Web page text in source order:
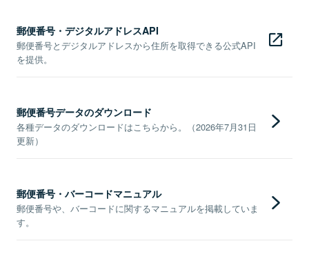
郵便番号・デジタルアドレスAPI
郵便番号とデジタルアドレスから住所を取得できる公式API
を提供。
郵便番号データのダウンロード
各種データのダウンロードはこちらから。（2026年7月31日
更新）
郵便番号・バーコードマニュアル
郵便番号や、バーコードに関するマニュアルを掲載していま
す。